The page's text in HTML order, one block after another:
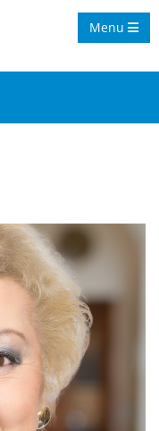
Menu